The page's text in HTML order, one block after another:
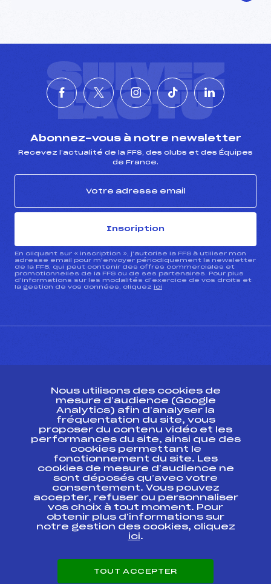
SUIVEZ
L'ACTU
Abonnez-vous à notre newsletter
Recevez l’actualité de la FFS, des clubs et des Équipes
de France.
Inscription
En cliquant sur « inscription », j’autorise la FFS à utiliser mon
adresse email pour m’envoyer périodiquement la newsletter
de la FFS, qui peut contenir des offres commerciales et
promotionnelles de la FFS ou de ses partenaires. Pour plus
d’informations sur les modalités d’exercice de vos droits et
la gestion de vos données, cliquez ici
Ressources
Pass’Neige
Projet sportif fédéral
Projet de performance fédéral
Antidopage
Pôle Développement, Formation, Suivi
Scientifique
Listes ministérielles
Pôle vie de l’athlète
Enseignement professionnel
Carrières
Nous utilisons des cookies de
mesure d’audience (Google
Analytics) afin d’analyser la
fréquentation du site, vous
proposer du contenu vidéo et les
performances du site, ainsi que des
cookies permettant le
fonctionnement du site. Les
cookies de mesure d’audience ne
sont déposés qu’avec votre
consentement. Vous pouvez
accepter, refuser ou personnaliser
vos choix à tout moment. Pour
obtenir plus d'informations sur
notre gestion des cookies, cliquez
ici.
TOUT ACCEPTER